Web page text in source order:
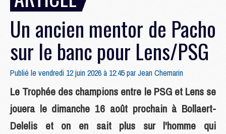
Un ancien mentor de Pacho
sur le banc pour Lens/PSG
Publié le vendredi 12 juin 2026 à 12:45 parJean Chemarin
Le Trophée des champions entre le PSG et Lens se
jouera le dimanche 16 août prochain à Bollaert-
Delelis et on en sait plus sur l'homme qui